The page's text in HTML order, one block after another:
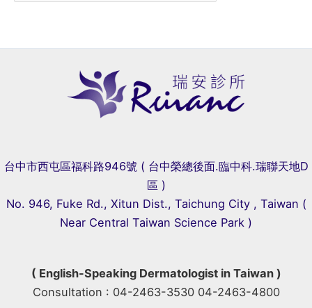
台中市西屯區福科路946號 ( 台中榮總後面.臨中科.瑞聯天地D
區 )
No. 946, Fuke Rd., Xitun Dist., Taichung City , Taiwan (
Near Central Taiwan Science Park )
( English-Speaking Dermatologist in Taiwan )
Consultation : 04-2463-3530 04-2463-4800